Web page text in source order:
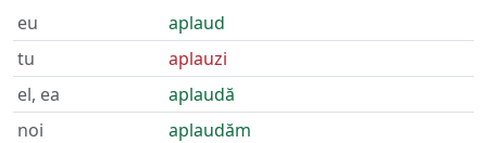
eu
aplaud
tu
aplauzi
el, ea
aplaudă
noi
aplaudăm